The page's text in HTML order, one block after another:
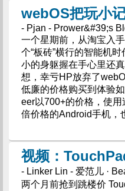
webOS把玩小
- Pjan - Prower&#39;s
一个星期前，从淘宝入
个“板砖”横行的智能机
小的身躯握在手心里还
想，幸亏HP放弃了
低廉的价格购买到体验
eer以700+的价格，使
倍价格的Android手机，
视频：
- Linker Lin - 爱范儿 ·
两个月前抢到跳楼价